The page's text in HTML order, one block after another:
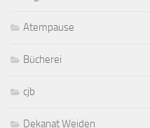
Atempause
Bücherei
cjb
Dekanat Weiden